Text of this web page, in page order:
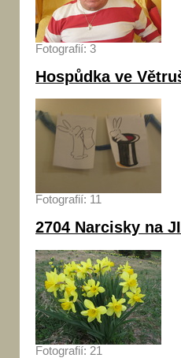
Fotografií: 3
Hospůdka ve
Fotografií: 11
2704 Narcisky na
Fotografií: 21